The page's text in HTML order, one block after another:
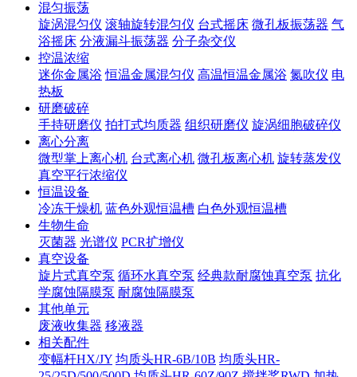
混匀振荡
旋涡混匀仪 滚轴旋转混匀仪 台式摇床 微孔板振荡器 气
浴摇床 分液漏斗振荡器 分子杂交仪
控温浓缩
迷你金属浴 恒温金属混匀仪 高温恒温金属浴 氮吹仪 电
热板
研磨破碎
手持研磨仪 拍打式均质器 组织研磨仪 旋涡细胞破碎仪
离心分离
微型掌上离心机 台式离心机 微孔板离心机 旋转蒸发仪
真空平行浓缩仪
恒温设备
冷冻干燥机 蓝色外观恒温槽 白色外观恒温槽
生物生命
灭菌器 光谱仪 PCR扩增仪
真空设备
旋片式真空泵 循环水真空泵 经典款耐腐蚀真空泵 抗化
学腐蚀隔膜泵 耐腐蚀隔膜泵
其他单元
废液收集器 移液器
相关配件
变幅杆HX/JY 均质头HR-6B/10B 均质头HR-